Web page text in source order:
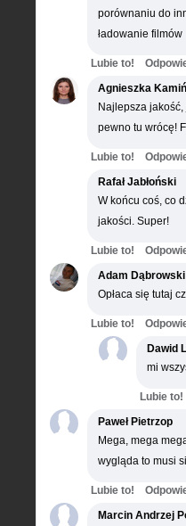
porównaniu do
ładowanie filmów
Lubie to!
Agnieszka
Najlepsza jakość,
pewno tu wrócę!
Lubie to!
Rafał Jabłoński
W końcu coś, co
jakości. Super!
Lubie to!
Adam Dąbrowski
Opłaca się tutaj
Lubie to!
Dawid
mi
Lubie to!
Paweł Pietrzop
Mega, mega
wygląda to musi
Lubie to!
Marcin Andrzej